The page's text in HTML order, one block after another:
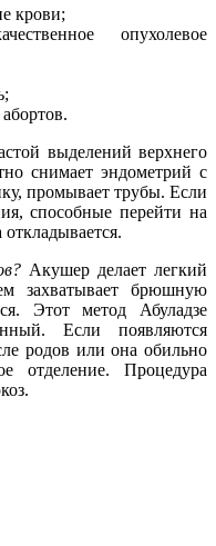
крови;
опухолевое
выделений верхнего
снимает эндометрий с
промывает трубы. Если
способные перейти на
Акушер делает легкий
захватывает брюшную
Этот метод Абуладзе
Если появляются
родов или она обильно
отделение. Процедура